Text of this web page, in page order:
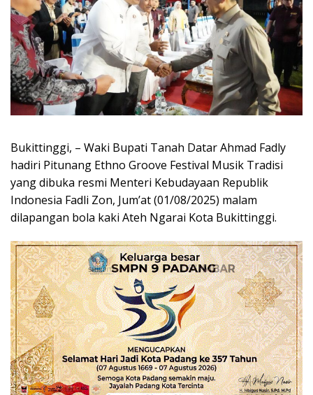
Bukittinggi, – Waki Bupati Tanah Datar Ahmad Fadly
hadiri Pitunang Ethno Groove Festival Musik Tradisi
yang dibuka resmi Menteri Kebudayaan Republik
Indonesia Fadli Zon, Jum’at (01/08/2025) malam
dilapangan bola kaki Ateh Ngarai Kota Bukittinggi.